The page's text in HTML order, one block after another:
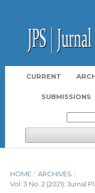
CURRENT
SUBMISSIONS
HOME / ARCHIVES /
Vol. 3 No. 2 (2021): Jurnal